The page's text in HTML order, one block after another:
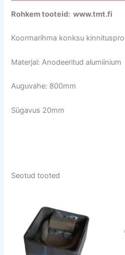
Rohkem tooteid: www.tmt.fi
Koormarihma konksu
Materjal: Anodeeritud alumiinium
Auguvahe: 800mm
Sügavus 20mm
Seotud tooted